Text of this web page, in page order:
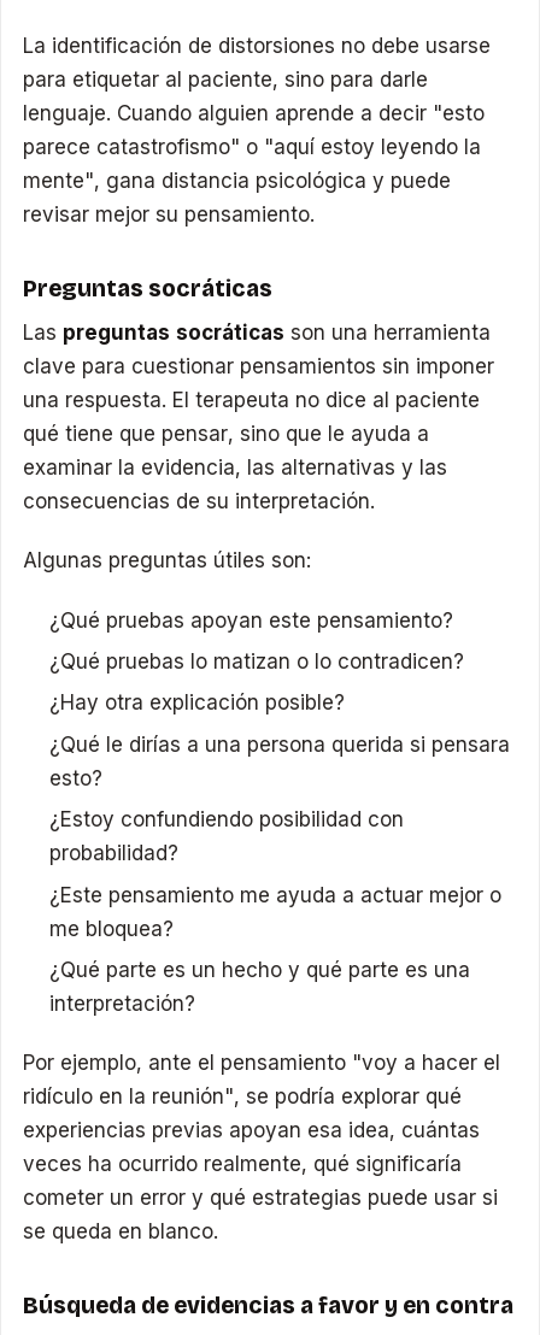
La identificación de distorsiones no debe usarse
para etiquetar al paciente, sino para darle
lenguaje. Cuando alguien aprende a decir "esto
parece catastrofismo" o "aquí estoy leyendo la
mente", gana distancia psicológica y puede
revisar mejor su pensamiento.
Preguntas socráticas
Las preguntas socráticas son una herramienta
clave para cuestionar pensamientos sin imponer
una respuesta. El terapeuta no dice al paciente
qué tiene que pensar, sino que le ayuda a
examinar la evidencia, las alternativas y las
consecuencias de su interpretación.
Algunas preguntas útiles son:
¿Qué pruebas apoyan este pensamiento?
¿Qué pruebas lo matizan o lo contradicen?
¿Hay otra explicación posible?
¿Qué le dirías a una persona querida si pensara
esto?
¿Estoy confundiendo posibilidad con
probabilidad?
¿Este pensamiento me ayuda a actuar mejor o
me bloquea?
¿Qué parte es un hecho y qué parte es una
interpretación?
Por ejemplo, ante el pensamiento "voy a hacer el
ridículo en la reunión", se podría explorar qué
experiencias previas apoyan esa idea, cuántas
veces ha ocurrido realmente, qué significaría
cometer un error y qué estrategias puede usar si
se queda en blanco.
Búsqueda de evidencias a favor y en contra